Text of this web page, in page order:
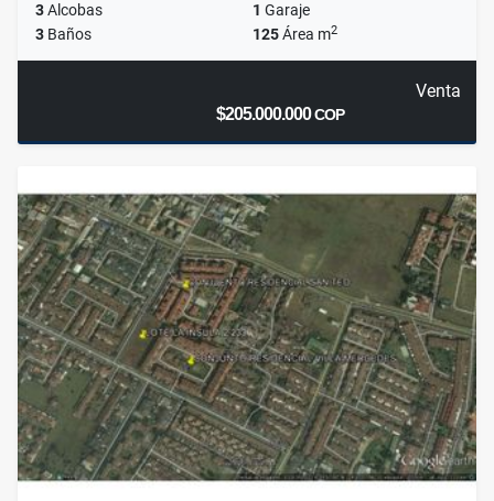
3Alcobas 1 Garaje
3 Baños 125Área m2
Venta
$205.000.000COP